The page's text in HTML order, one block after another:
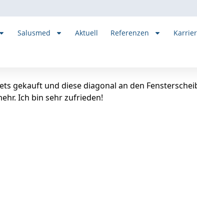
Salusmed Aktuell Referenzen
gekauft und diese diagonal an den
Ich bin sehr zufrieden!